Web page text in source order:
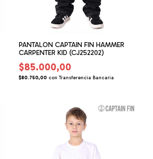
PANTALON CAPTAIN FIN HAMMER
CARPENTER KID (CJ252202)
$85.000,00
$80.750,00 con Transferencia Bancaria